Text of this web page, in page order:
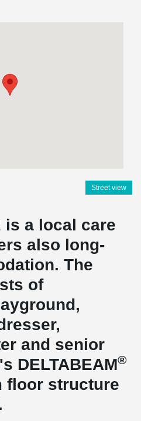
Street view
is a local care
also long-
The
of
and senior
DELTABEAM®
floor structure